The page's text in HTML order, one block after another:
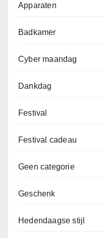
Apparaten
Badkamer
Cyber maandag
Dankdag
Festival
Festival cadeau
Geen categorie
Geschenk
Hedendaagse stijl